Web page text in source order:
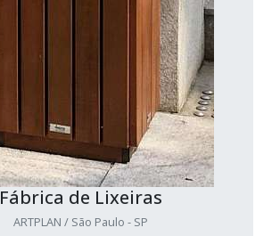
Fábrica de Lixeiras
ARTPLAN / São Paulo - SP